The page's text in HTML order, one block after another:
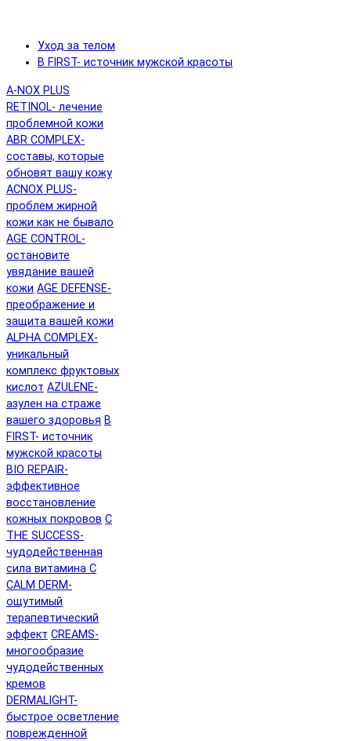
Уход за телом
B FIRST- источник мужской красоты
A-NOX PLUS
RETINOL- лечение
проблемной кожи
ABR COMPLEX-
составы, которые
обновят вашу кожу
ACNOX PLUS-
проблем жирной
кожи как не бывало
AGE CONTROL-
остановите
увядание вашей
кожи AGE DEFENSE-
преображение и
защита вашей кожи
ALPHA COMPLEX-
уникальный
комплекс фруктовых
кислот AZULENE-
азулен на страже
вашего здоровья B
FIRST- источник
мужской красоты
BIO REPAIR-
эффективное
восстановление
кожных покровов C
THE SUCCESS-
чудодейственная
сила витамина C
CALM DERM-
ощутимый
терапевтический
эффект CREAMS-
многообразие
чудодейственных
кремов
DERMALIGHT-
быстрое осветление
поврежденной